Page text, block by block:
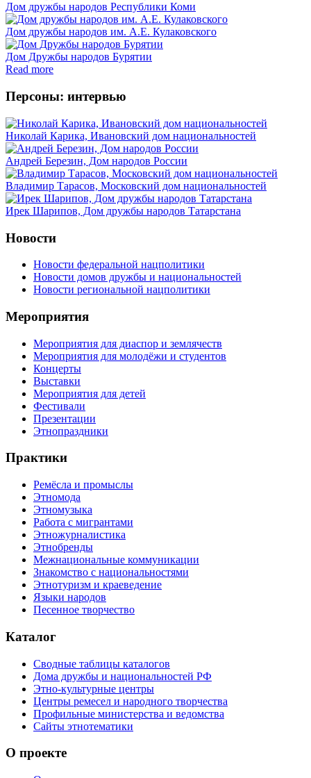
Дом дружбы народов Республики Коми
Дом дружбы народов им. А.Е. Кулаковского
Дом Дружбы народов Бурятии
Read more
Персоны: интервью
Николай Карика, Ивановский дом национальностей
Андрей Березин, Дом народов России
Владимир Тарасов, Московский дом национальностей
Ирек Шарипов, Дом дружбы народов Татарстана
Новости
Новости федеральной нацполитики
Новости домов дружбы и национальностей
Новости региональной нацполитики
Мероприятия
Мероприятия для диаспор и землячеств
Мероприятия для молодёжи и студентов
Концерты
Выставки
Мероприятия для детей
Фестивали
Презентации
Этнопраздники
Практики
Ремёсла и промыслы
Этномода
Этномузыка
Работа с мигрантами
Этножурналистика
Этнобренды
Межнациональные коммуникации
Знакомство с национальностями
Этнотуризм и краеведение
Языки народов
Песенное творчество
Каталог
Сводные таблицы каталогов
Дома дружбы и национальностей РФ
Этно-культурные центры
Центры ремесел и народного творчества
Профильные министерства и ведомства
Сайты этнотематики
О проекте